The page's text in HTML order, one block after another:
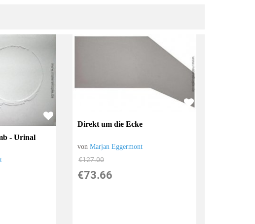
- Urinal
Direkt um die Ecke
vonMarjan Eggermont
€127.00
€73.66